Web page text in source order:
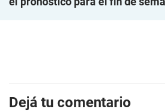
Dejá tu comentario